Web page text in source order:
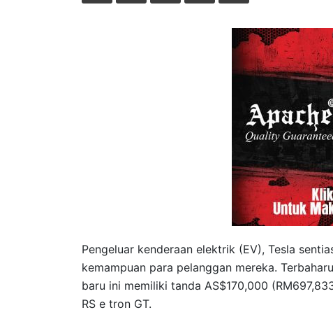
Pengeluar kenderaan elektrik (EV), Tesla
kemampuan para pelanggan mereka.
baru ini memiliki tanda AS$170,000
RS e tron GT.